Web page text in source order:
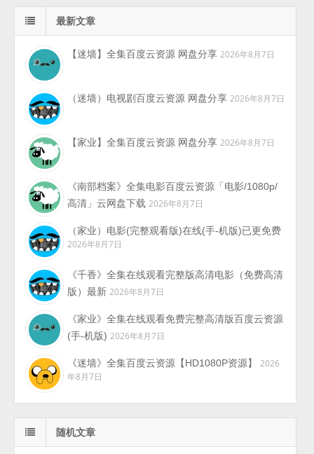
最新文章
【迷墙】全集百度云资源 网盘分享 2026年8月7日
（迷墙）电视剧百度云资源 网盘分享 2026年8月7日
【家业】全集百度云资源 网盘分享 2026年8月7日
《南部档案》全集电影百度云资源「电影/1080p/
高清」云网盘下载 2026年8月7日
（家业）电影(完整观看版)在线(手-机版)已更免费
2026年8月7日
《千香》全集在线观看完整版高清电影（免费高清
版）最新 2026年8月7日
《家业》全集在线观看免费完整高清版百度云资源
(手-机版) 2026年8月7日
《迷墙》全集百度云资源【HD1080P资源】
2026
年8月7日
随机文章